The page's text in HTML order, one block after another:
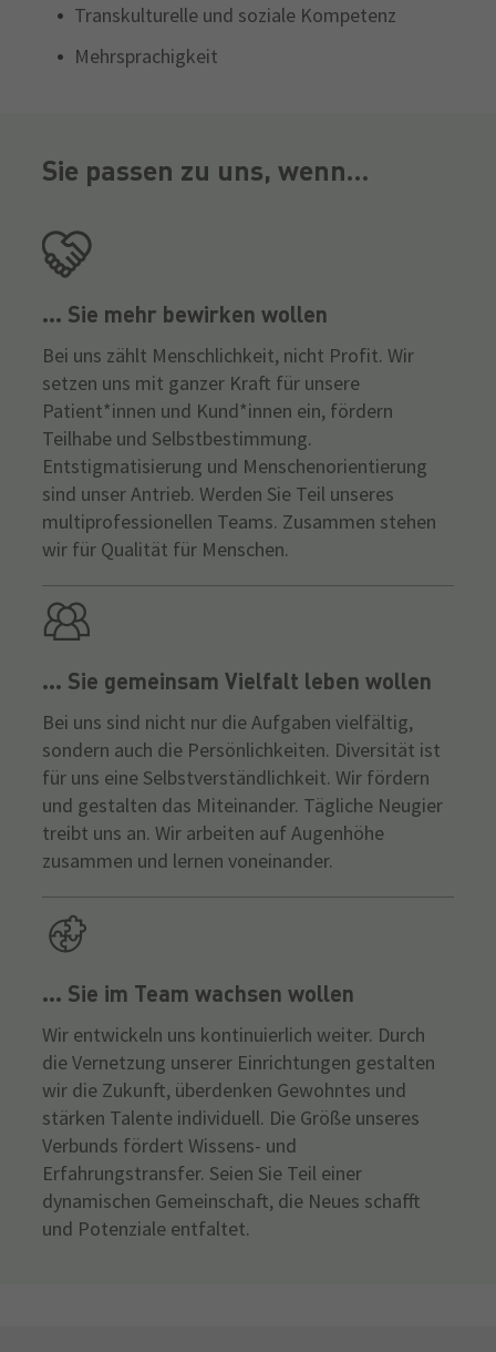
Transkulturelle und soziale Kompetenz
Mehrsprachigkeit
Sie passen zu uns, wenn...
... Sie mehr bewirken wollen
Bei uns zählt Menschlichkeit, nicht Profit. Wir
setzen uns mit ganzer Kraft für unsere
Patient*innen und Kund*innen ein, fördern
Teilhabe und Selbstbestimmung.
Entstigmatisierung und Menschenorientierung
sind unser Antrieb. Werden Sie Teil unseres
multiprofessionellen Teams. Zusammen stehen
wir für Qualität für Menschen.
... Sie gemeinsam Vielfalt leben wollen
Bei uns sind nicht nur die Aufgaben vielfältig,
sondern auch die Persönlichkeiten. Diversität ist
für uns eine Selbstverständlichkeit. Wir fördern
und gestalten das Miteinander. Tägliche Neugier
treibt uns an. Wir arbeiten auf Augenhöhe
zusammen und lernen voneinander.
... Sie im Team wachsen wollen
Wir entwickeln uns kontinuierlich weiter. Durch
die Vernetzung unserer Einrichtungen gestalten
wir die Zukunft, überdenken Gewohntes und
stärken Talente individuell. Die Größe unseres
Verbunds fördert Wissens- und
Erfahrungstransfer. Seien Sie Teil einer
dynamischen Gemeinschaft, die Neues schafft
und Potenziale entfaltet.